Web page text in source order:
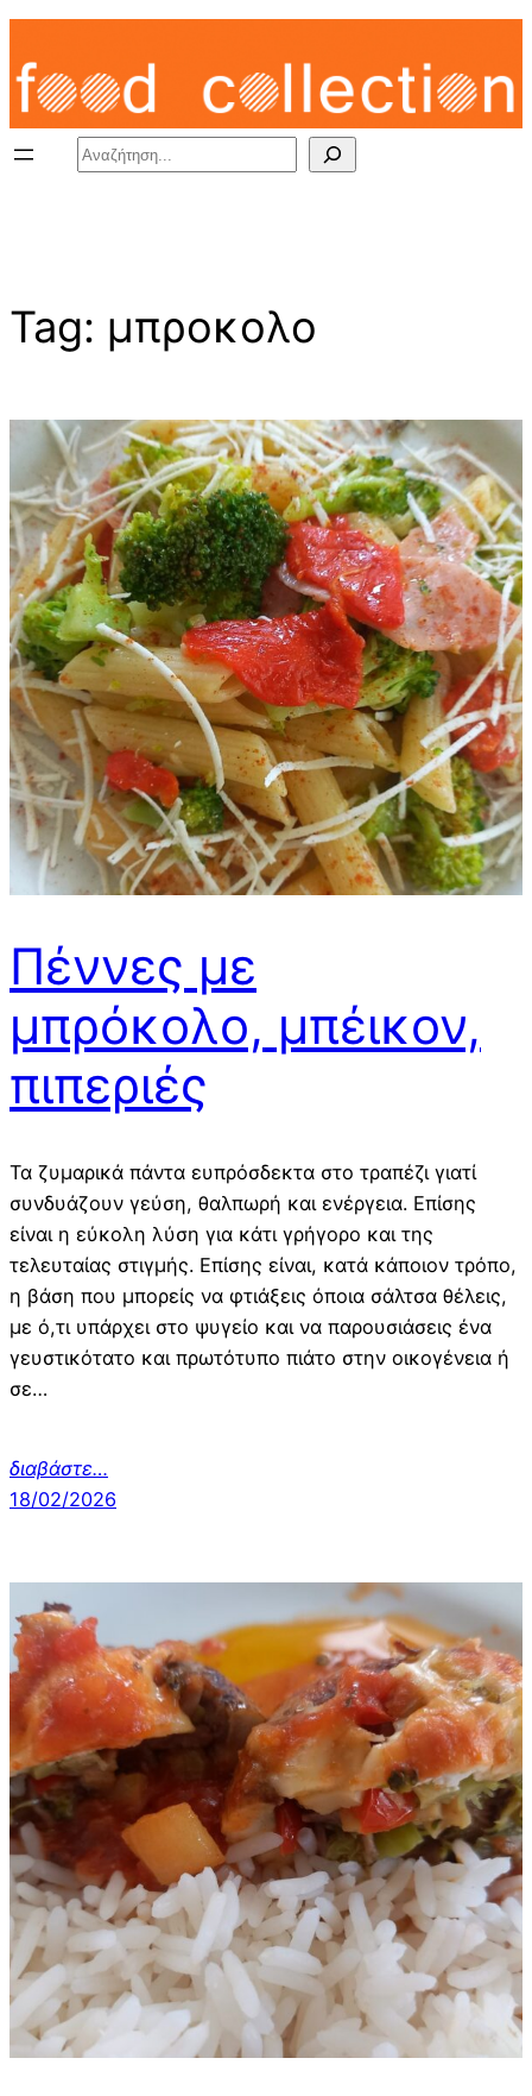
Skip
content
Search
Tag: μπροκολο
Πέννες με
μπρόκολο, μπέικον,
πιπεριές
Τα ζυμαρικά πάντα ευπρόσδεκτα στο τραπέζι γιατί
συνδυάζουν γεύση, θαλπωρή και ενέργεια. Επίσης
είναι η εύκολη λύση για κάτι γρήγορο και της
τελευταίας στιγμής. Επίσης είναι, κατά κάποιον τρόπο,
η βάση που μπορείς να φτιάξεις όποια σάλτσα θέλεις,
με ό,τι υπάρχει στο ψυγείο και να παρουσιάσεις ένα
γευστικότατο και πρωτότυπο πιάτο στην οικογένεια ή
σε…
διαβάστε…
18/02/2026